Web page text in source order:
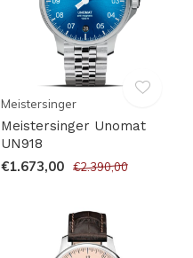
Meistersinger
Meistersinger Unomat
UN918
€1.673,00 €2.390,00